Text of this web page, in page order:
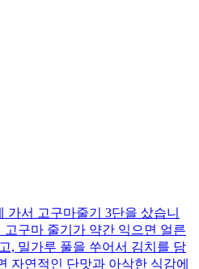
가서 고구마줄기 3단을 샀습니
구마 줄기가 약간 익으면 얼른
, 밀가루 풀을 쑤어서 김치를 담
자연적인 단맛과 아삭한 식감에